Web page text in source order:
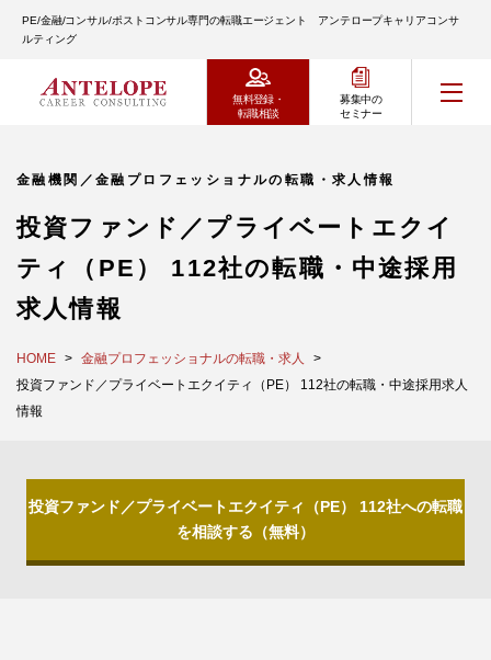
PE/金融/コンサル/ポストコンサル専門の転職エージェント アンテロープキャリアコンサ
ルティング
無料登録・
転職相談
募集中の
セミナー
金融機関／金融プロフェッショナルの転職・求人情報
投資ファンド／プライベートエクイ
ティ（PE） 112社の転職・中途採用
求人情報
HOME
金融プロフェッショナルの転職・求人
投資ファンド／プライベートエクイティ（PE） 112社の転職・中途採用求人
情報
投資ファンド／プライベートエクイティ（PE） 112社への転職
を相談する（無料）